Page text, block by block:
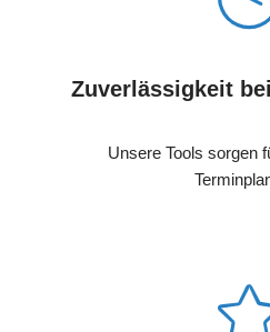
Zuverlässigkeit
Unsere Tools sorgen